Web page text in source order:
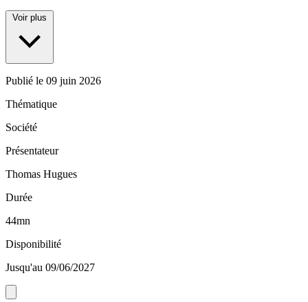
Voir plus
Publié le 09 juin 2026
Thématique
Société
Présentateur
Thomas Hugues
Durée
44mn
Disponibilité
Jusqu'au 09/06/2027